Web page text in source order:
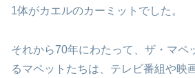
1体がカエルのカーミットでした。
それから70年にわたって、ザ・マペ
るマペットたちは、テレビ番組や映